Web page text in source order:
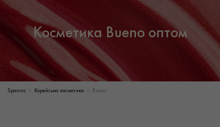
Косметика Bueno оптом
Sparcos Корейська косметика Bueno